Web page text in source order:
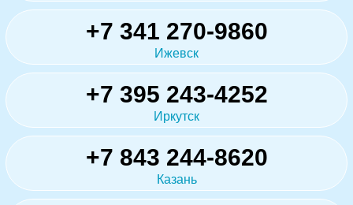
+7 341 270-9860
Ижевск
+7 395 243-4252
Иркутск
+7 843 244-8620
Казань